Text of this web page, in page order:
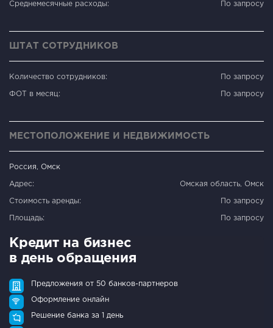
Среднемесячные расходы: По запросу
ШТАТ СОТРУДНИКОВ
Количество сотрудников: По запросу
ФОТ в месяц: По запросу
МЕСТОПОЛОЖЕНИЕ И НЕДВИЖИМОСТЬ
Россия, Омск
Адрес: Омская область, Омск
Стоимость аренды: По запросу
Площадь: По запросу
Кредит на бизнес
в день обращения
Предложения от 50 банков-партнеров
Оформление онлайн
Решение банка за 1 день